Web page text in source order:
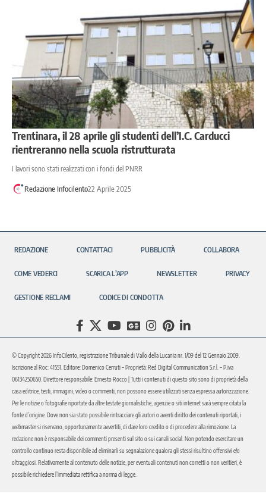
Trentinara, il 28 aprile gli studenti dell’I.C. Carducci
rientreranno nella scuola ristrutturata
I lavori sono stati realizzati con i fondi del PNRR
Redazione Infocilento22 Aprile 2025
REDAZIONE CONTATTACI PUBBLICITÀ COLLABORA
COME VEDERCI SCARICA L’APP NEWSLETTER PRIVACY
GESTIONE RECLAMI CODICE DI CONDOTTA
© Copyright 2026 InfoCilento, registrazione Tribunale di Vallo della Lucania nr. 1/09 del 12 Gennaio 2009.
Iscrizione al Roc: 41551. Editore: Domenico Cerruti – Proprietà: Red Digital Communication S.r.l. – P.iva
06134250650. Direttore responsabile: Ernesto Rocco | Tutti i contenuti di questo sito sono di proprietà della
casa editrice, testi, immagini, video o commenti, non possono essere utilizzati senza espressa autorizzazione.
Per le notizie o fotografie riportate da altre testate giornalistiche, agenzie o siti internet sarà sempre citata la
fonte d’origine. Dove non sia stato possibile rintracciare gli autori o aventi diritto dei contenuti riportati, i
webmaster si riservano, opportunamente avvertiti, di dare loro credito o di procedere alla rimozione. La
redazione non è responsabile dei commenti presenti sul sito o sui canali social. Non potendo esercitare un
controllo continuo resta disponibile ad eliminarli su segnalazione qualora gli stessi risultino offensivi e/o
oltraggiosi. Relativamente al contenuto delle notizie, per eventuali contenuti non corretti o non veritieri, è
possibile richiedere l’immediata rettifica a norma di legge.